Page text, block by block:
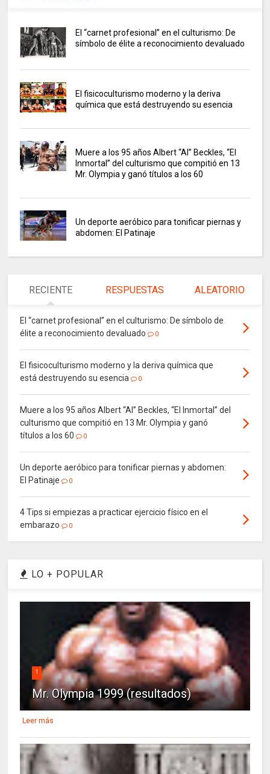
El “carnet profesional” en el culturismo: De
símbolo de élite a reconocimiento devaluado
El fisicoculturismo moderno y la deriva
química que está destruyendo su esencia
Muere a los 95 años Albert “Al” Beckles, “El
Inmortal” del culturismo que compitió en 13
Mr. Olympia y ganó títulos a los 60
Un deporte aeróbico para tonificar piernas y
abdomen: El Patinaje
RECIENTE RESPUESTAS ALEATORIO
El “carnet profesional” en el culturismo: De símbolo de
élite a reconocimiento devaluado
0
El fisicoculturismo moderno y la deriva química que
está destruyendo su esencia
0
Muere a los 95 años Albert “Al” Beckles, “El Inmortal” del
culturismo que compitió en 13 Mr. Olympia y ganó
títulos a los 60
0
Un deporte aeróbico para tonificar piernas y abdomen:
El Patinaje
0
4 Tips si empiezas a practicar ejercicio físico en el
embarazo
0
LO + POPULAR
1
Mr. Olympia 1999 (resultados)
Leer más